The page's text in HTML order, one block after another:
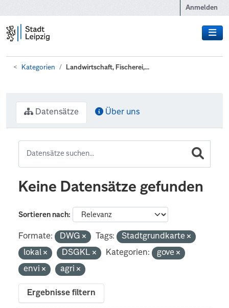
Anmelden
Kategorien Landwirtschaft, Fischerei,...
Datensätze Über uns
Keine Datensätze gefunden
Sortieren nach
Formate: DWG Tags:
Stadtgrundkarte
lokal
DSGKL Kategorien:
gove
envi
agri
Ergebnisse filtern